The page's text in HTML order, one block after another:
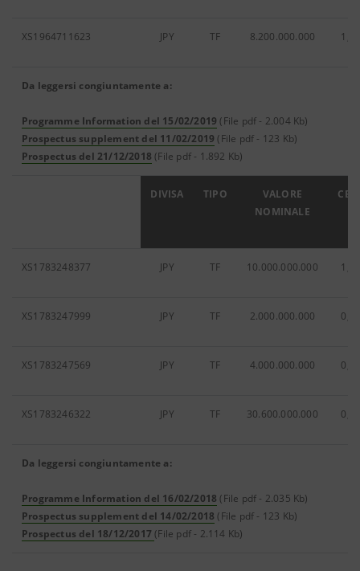
XS1964711623 JPY TF 8.200.000.000
Da leggersi congiuntamente a:
Programme Information del 15/02/2019 (File pdf - 2.004 Kb)
Prospectus supplement del 11/02/2019 (File pdf - 123 Kb)
Prospectus del 21/12/2018 (File pdf - 1.892 Kb)
DIVISA TIPO
VALORE
NOMINALE
XS1783248377 JPY TF 10.000.000.000
XS1783247999 JPY TF 2.000.000.000
XS1783247569 JPY TF 4.000.000.000
XS1783246322 JPY TF 30.600.000.000
Da leggersi congiuntamente a:
Programme Information del 16/02/2018 (File pdf - 2.035 Kb)
Prospectus supplement del 14/02/2018 (File pdf - 123 Kb)
Prospectus del 18/12/2017 (File pdf - 2.114 Kb)